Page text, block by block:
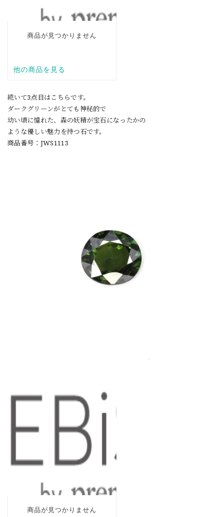
続いて3点目はこちらです。
ダークグリーンがとても神秘的で
幼い頃に憧れた、森の妖精が宝石になったかの
ような優しい魅力を持つ石です。
商品番号：JWS1113